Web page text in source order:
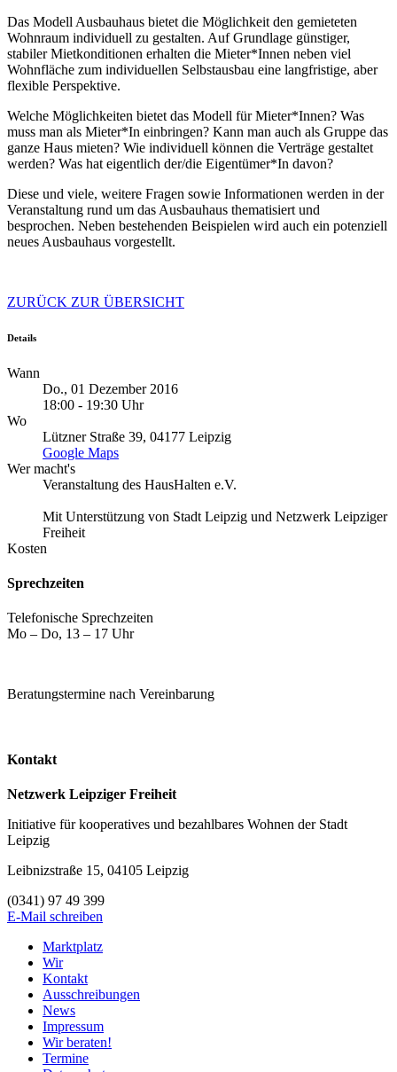
Das Modell Ausbauhaus bietet die Möglichkeit den gemieteten
Wohnraum individuell zu gestalten. Auf Grundlage günstiger,
stabiler Mietkonditionen erhalten die Mieter*Innen neben viel
Wohnfläche zum individuellen Selbstausbau eine langfristige, aber
flexible Perspektive.
Welche Möglichkeiten bietet das Modell für Mieter*Innen? Was
muss man als Mieter*In einbringen? Kann man auch als Gruppe das
ganze Haus mieten? Wie individuell können die Verträge gestaltet
werden? Was hat eigentlich der/die Eigentümer*In davon?
Diese und viele, weitere Fragen sowie Informationen werden in der
Veranstaltung rund um das Ausbauhaus thematisiert und
besprochen. Neben bestehenden Beispielen wird auch ein potenziell
neues Ausbauhaus vorgestellt.
ZURÜCK ZUR ÜBERSICHT
Details
Wann
Do., 01 Dezember 2016
18:00 - 19:30 Uhr
Wo
Lützner Straße 39, 04177 Leipzig
Google Maps
Wer macht's
Veranstaltung des HausHalten e.V.
Mit Unterstützung von Stadt Leipzig und Netzwerk Leipziger
Freiheit
Kosten
Sprechzeiten
Telefonische Sprechzeiten
Mo – Do, 13 – 17 Uhr
Beratungstermine nach Vereinbarung
Kontakt
Netzwerk Leipziger Freiheit
Initiative für kooperatives und bezahlbares Wohnen der Stadt
Leipzig
Leibnizstraße 15, 04105 Leipzig
(0341) 97 49 399
E-Mail schreiben
Marktplatz
Wir
Kontakt
Ausschreibungen
News
Impressum
Wir beraten!
Termine